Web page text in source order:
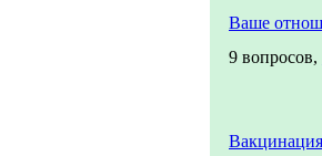
Ваше
9 вопросов,